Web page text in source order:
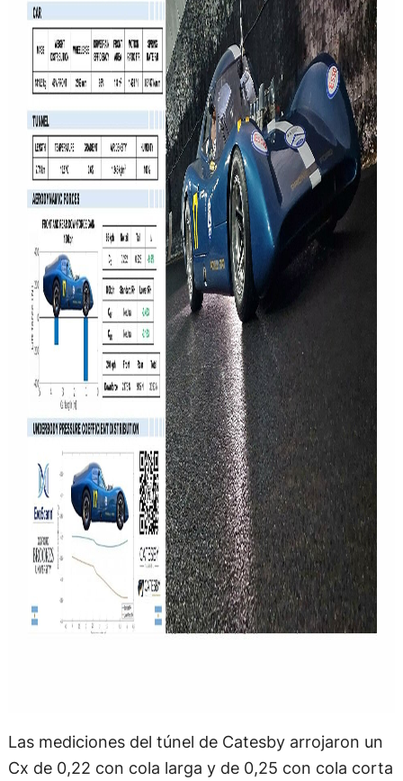
Las mediciones del túnel de Catesby arrojaron un
Cx de 0,22 con cola larga y de 0,25 con cola corta